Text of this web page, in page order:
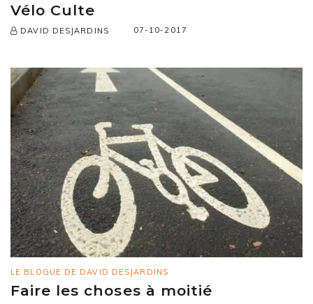
Vélo Culte
DAVID DESJARDINS 07-10-2017
LE BLOGUE DE DAVID DESJARDINS
Faire les choses à moitié